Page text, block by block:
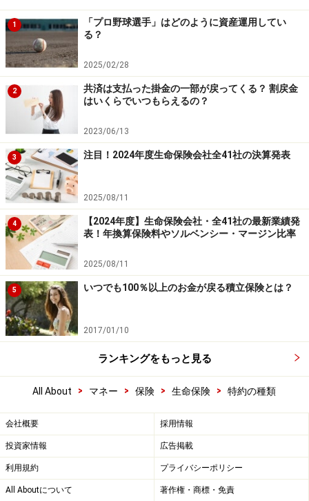
1
「プロ野球選手」はどのように資産運用してい
る？
2025/02/28
2
共済は支払った掛金の一部が戻ってくる？ 割戻金
はいくらでいつもらえるの？
2023/06/13
3 注目！2024年度生命保険会社全41社の決算発表
2025/08/11
4
【2024年度】生命保険会社・全41社の最新業績発
表！年換算保険料やソルベンシー・マージン比率
2025/08/11
5 いつでも100％以上のお金が戻る積立保険とは？
2017/01/10
ランキングをもっと見る
All About > マネー > 保険 > 生命保険 > 特約の種類
会社概要 採用情報
投資家情報 広告掲載
利用規約 プライバシーポリシー
All Aboutについて 著作権・商標・免責